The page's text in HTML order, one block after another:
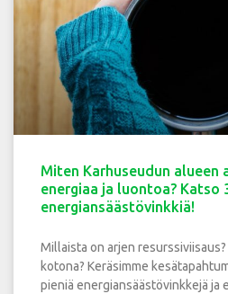
Miten Karhuseudun alueen
energiaa ja luontoa? Katso
energiansäästövinkkiä!
Millaista on arjen
kotona? Keräsimme
pieniä energiansäästövinkkejä ja